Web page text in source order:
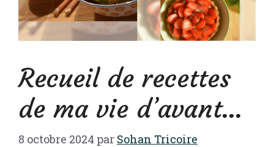
Recueil de recettes
de ma vie d’avant…
8 octobre 2024 par Sohan Tricoire